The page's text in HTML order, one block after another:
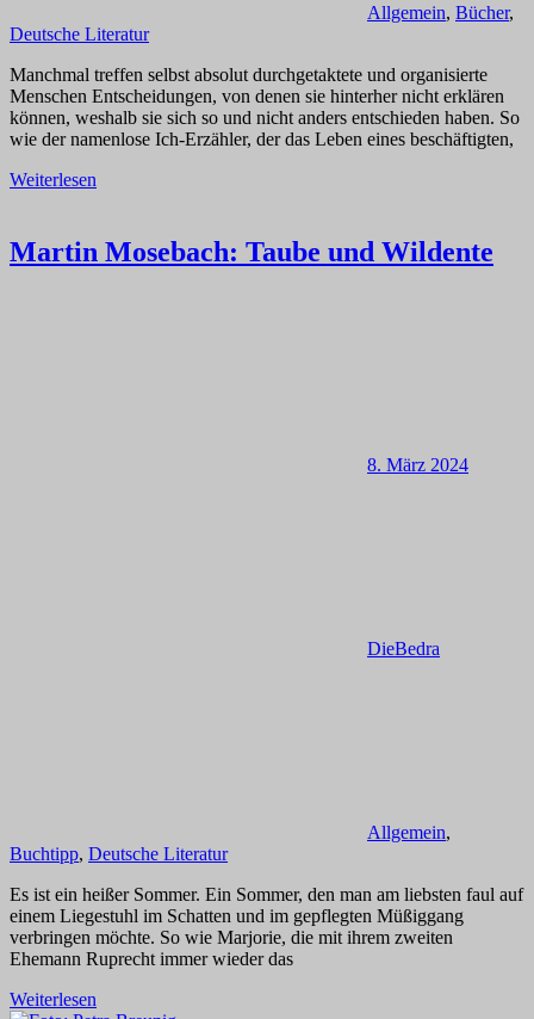
Allgemein, Bücher,
Deutsche Literatur
Manchmal treffen selbst absolut durchgetaktete und organisierte
Menschen Entscheidungen, von denen sie hinterher nicht erklären
können, weshalb sie sich so und nicht anders entschieden haben. So
wie der namenlose Ich-Erzähler, der das Leben eines beschäftigten,
Weiterlesen
Martin Mosebach: Taube und Wildente
8. März 2024
DieBedra
Allgemein,
Buchtipp, Deutsche Literatur
Es ist ein heißer Sommer. Ein Sommer, den man am liebsten faul auf
einem Liegestuhl im Schatten und im gepflegten Müßiggang
verbringen möchte. So wie Marjorie, die mit ihrem zweiten
Ehemann Ruprecht immer wieder das
Weiterlesen